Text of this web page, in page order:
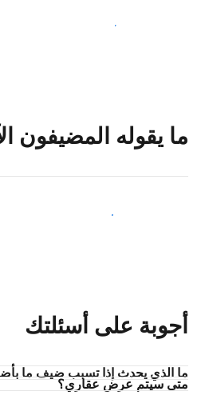
اجذب ضيوف جدد اليوم
ما يقوله المضيفون
انضم إلى مضيفين آخرين
أجوبة على أسئلتك
ما الذي يحدث إذا تسبب ضيف ما
متى سيتم عرض عقاري؟